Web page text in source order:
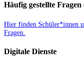
Häufig gestellte Fragen
Hier finden Schüler*innen
Fragen.
Digitale Dienste